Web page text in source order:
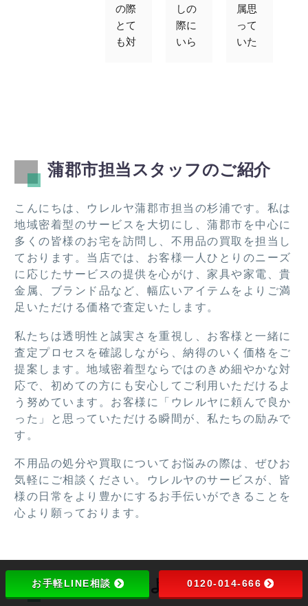
の際
とて
も対
ばお
した
いで
す！
しの
際に
いら
テレ
棚類
を引
き取
って
いた
だき
あり
うご
ざい
ま
す。
属思
って
いた
さり
た。
この
度は
あり
がと
うご
た。
蒲郡市担当スタッフのご紹介
こんにちは、ウレルヤ蒲郡市担当の杉浦です。私は
地域密着型のサービスを大切にし、蒲郡市を中心に
多くの皆様のお宅を訪問し、不用品の買取を担当し
ております。当店では、お客様一人ひとりのニーズ
に応じたサービスの提供を心がけ、家具や家電、貴
金属、ブランド品など、幅広いアイテムをよりご満
足いただける価格で査定いたします。
私たちは透明性と誠実さを重視し、お客様と一緒に
査定プロセスを確認しながら、納得のいく価格をご
提案します。地域密着型ならではのきめ細やかな対
応で、初めての方にも安心してご利用いただけるよ
う努めています。お客様に「ウレルヤに頼んで良か
った」と思っていただける瞬間が、私たちの励みで
す。
不用品の処分や買取についてお悩みの際は、ぜひお
気軽にご相談ください。ウレルヤのサービスが、皆
様の日常をより豊かにするお手伝いができることを
心より願っております。
不用品買取でよくある質問
お手軽LINE相談 0120-014-666